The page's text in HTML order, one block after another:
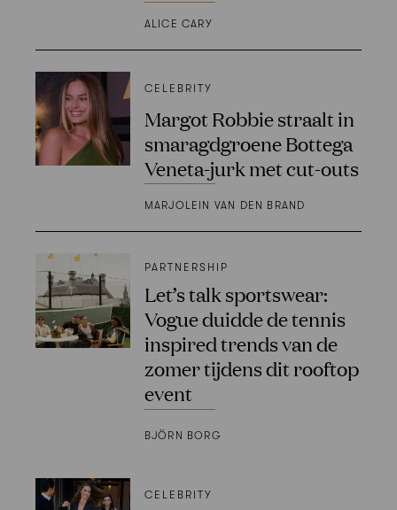
ALICE CARY
CELEBRITY
Margot Robbie straalt in
smaragdgroene Bottega
Veneta-jurk met cut-outs
MARJOLEIN VAN DEN BRAND
PARTNERSHIP
Let’s talk sportswear:
Vogue duidde de tennis
inspired trends van de
zomer tijdens dit rooftop
event
BJÖRN BORG
CELEBRITY